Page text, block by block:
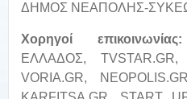
ΔΗΜΟΣ ΝΕΑΠΟΛΗΣ-
Χορηγοί
ΕΛΛΑΔΟΣ, TVSTAR.GR,
VORIA.GR,